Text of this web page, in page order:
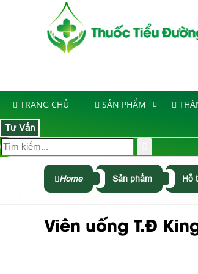
TRANG CHỦ SẢN PHẨM
Tư Vấn
Home Sản phẩm Hỗ
Viên uống T.Đ